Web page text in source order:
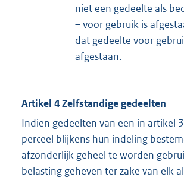
niet een gedeelte als
– voor gebruik is
dat gedeelte voor
afgestaan.
Artikel 4 Zelfstandige gedeelten
Indien gedeelten van een in artikel
perceel blijkens hun indeling
afzonderlijk geheel te worden
belasting geheven ter zake van elk